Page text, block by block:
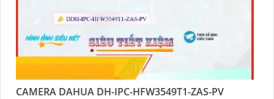
CAMERA DAHUA DH-IPC-HFW3549T1-ZAS-PV